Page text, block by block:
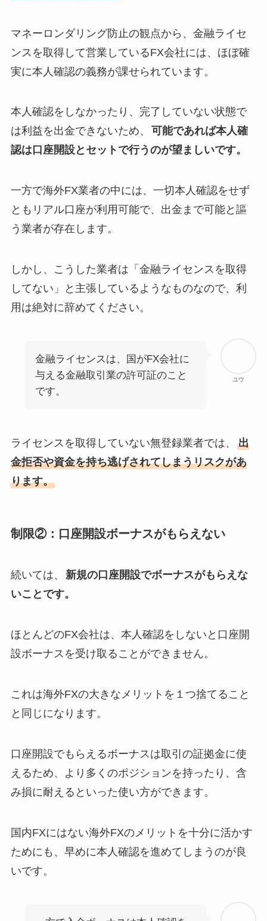
マネーロンダリング防止の観点から、金融ライセ
ンスを取得して営業しているFX会社には、ほぼ確
実に本人確認の義務が課せられています。
本人確認をしなかったり、完了していない状態で
は利益を出金できないため、
可能であれば本人確
認は口座開設とセットで行うのが望ましいです。
一方で海外FX業者の中には、一切本人確認をせず
ともリアル口座が利用可能で、出金まで可能と謳
う業者が存在します。
しかし、こうした業者は「金融ライセンスを取得
してない」と主張しているようなものなので、利
用は絶対に辞めてください。
ユウ
金融ライセンスは、国がFX会社に
与える金融取引業の許可証のこと
です。
ライセンスを取得していない無登録業者では、
出
金拒否や資金を持ち逃げされてしまうリスクがあ
ります。
制限②：口座開設ボーナスがもらえない
続いては、
新規の口座開設でボーナスがもらえな
いことです。
ほとんどのFX会社は、本人確認をしないと口座開
設ボーナスを受け取ることができません。
これは海外FXの大きなメリットを１つ捨てること
と同じになります。
口座開設でもらえるボーナスは取引の証拠金に使
えるため、より多くのポジションを持ったり、含
み損に耐えるといった使い方ができます。
国内FXにはない海外FXのメリットを十分に活かす
ためにも、早めに本人確認を進めてしまうのが良
いです。